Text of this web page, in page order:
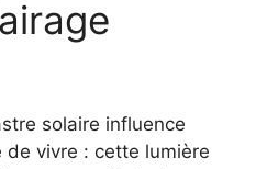
solaire influence
vivre : cette lumière